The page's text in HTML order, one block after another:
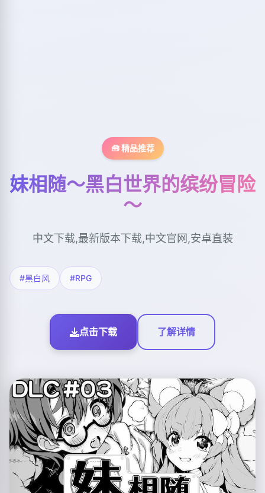
🧰 精品推荐
妹相随～黑白世界的缤纷冒险
～
中文下载,最新版本下载,中文官网,安卓直装
#黑白风 #RPG
点击下载 了解详情